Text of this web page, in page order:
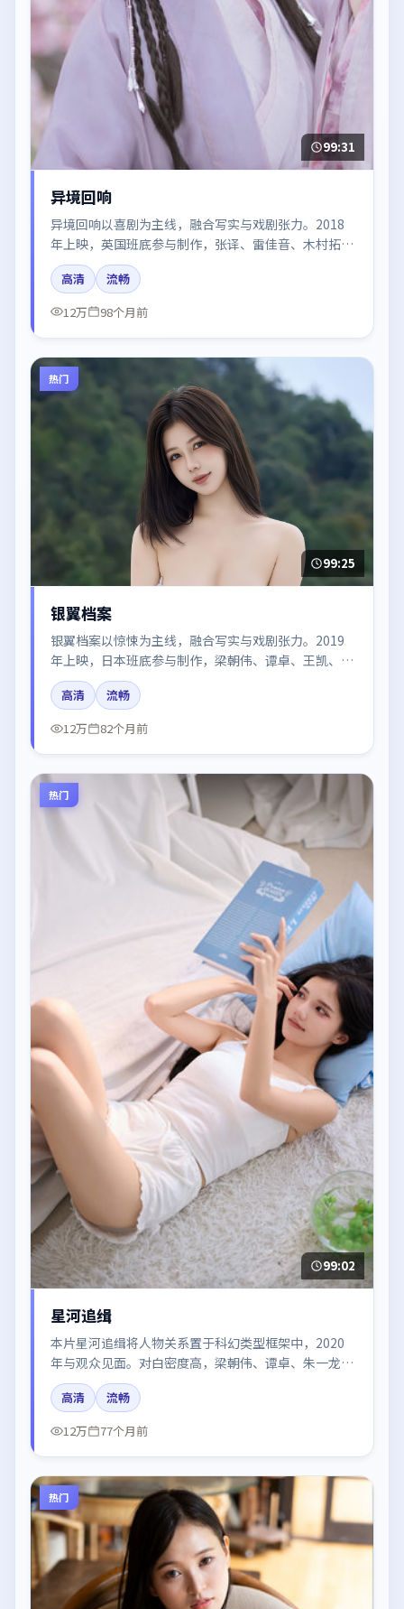
99:31
异境回响
异境回响以喜剧为主线，融合写实与戏剧张力。2018
年上映，英国班底参与制作，张译、雷佳音、木村拓哉
在片中呈现细腻表演，影像风格统一，配乐与剪辑强化
了情绪曲线。
高清
流畅
12万
98个月前
热门
99:25
银翼档案
银翼档案以惊悚为主线，融合写实与戏剧张力。2019
年上映，日本班底参与制作，梁朝伟、谭卓、王凯、白
宇在片中呈现细腻表演，影像风格统一，配乐与剪辑强
化了情绪曲线。
高清
流畅
12万
82个月前
热门
99:02
星河追缉
本片星河追缉将人物关系置于科幻类型框架中，2020
年与观众见面。对白密度高，梁朝伟、谭卓、朱一龙、
汤唯的台词节奏值得关注；整体气质偏法国都市与冷色
调摄影。
高清
流畅
12万
77个月前
热门